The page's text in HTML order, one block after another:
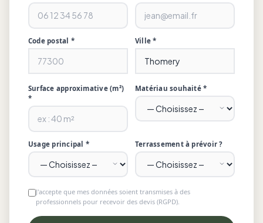
Code postal * Ville *
Surface approximative (m²)
*
Matériau souhaité *
Usage principal * Terrassement à prévoir ?
J'accepte que mes données soient transmises à des
professionnels pour recevoir des devis (RGPD).